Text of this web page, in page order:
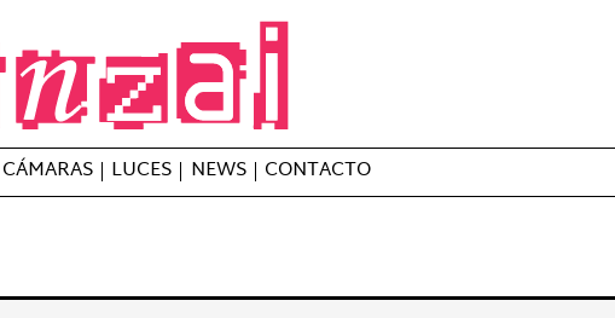
Banzai Studio
Alquiler de plató en Barcelona – Servicios a la producción audiovisual
CÁMARAS LUCES NEWS CONTACTO